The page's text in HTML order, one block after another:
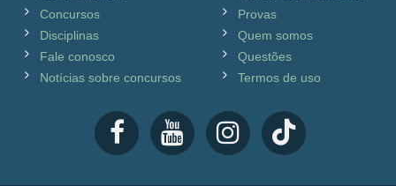
Concursos
Disciplinas
Fale conosco
Notícias sobre concursos
Provas
Quem somos
Questões
Termos de uso